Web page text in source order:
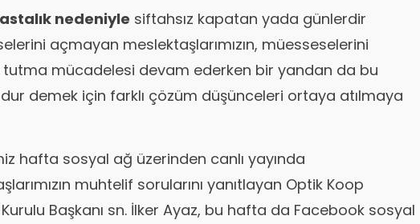
nedeniyle siftahsız kapatan yada günlerdir
açmayan meslektaşlarımızın, müesseselerini
tutma mücadelesi devam ederken bir yandan da bu
demek için farklı çözüm düşünceleri ortaya atılmaya
hafta sosyal ağ üzerinden canlı yayında
muhtelif sorularını yanıtlayan Optik Koop
Başkanı sn. İlker Ayaz, bu hafta da Facebook sosyal